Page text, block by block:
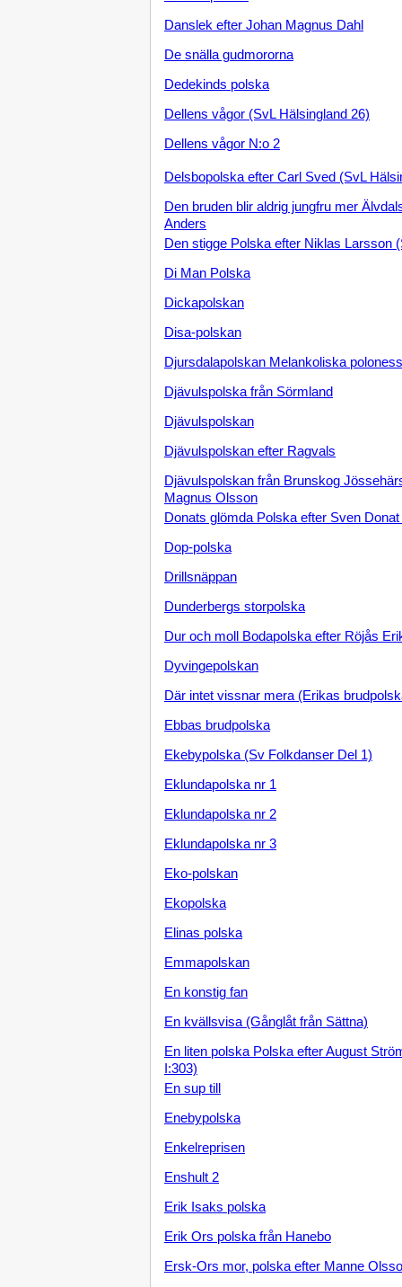
Danslek efter Johan Magnus Dahl
De snälla gudmororna
Dedekinds polska
Dellens vågor (SvL Hälsingland 26)
Dellens vågor N:o 2
Delsbopolska efter Carl Sved (SvL
Den bruden blir aldrig jungfru mer
Anders
Den stigge Polska efter Niklas Larsson
Di Man Polska
Dickapolskan
Disa-polskan
Djursdalapolskan Melankoliska
Djävulspolska från Sörmland
Djävulspolskan
Djävulspolskan efter Ragvals
Djävulspolskan från Brunskog
Magnus Olsson
Donats glömda Polska efter Sven
Dop-polska
Drillsnäppan
Dunderbergs storpolska
Dur och moll Bodapolska efter Röjås
Dyvingepolskan
Där intet vissnar mera (Erikas
Ebbas brudpolska
Ekebypolska (Sv Folkdanser Del 1)
Eklundapolska nr 1
Eklundapolska nr 2
Eklundapolska nr 3
Eko-polskan
Ekopolska
Elinas polska
Emmapolskan
En konstig fan
En kvällsvisa (Gånglåt från Sättna)
En liten polska Polska efter August
I:303)
En sup till
Enebypolska
Enkelreprisen
Enshult 2
Erik Isaks polska
Erik Ors polska från Hanebo
Ersk-Ors mor, polska efter Manne